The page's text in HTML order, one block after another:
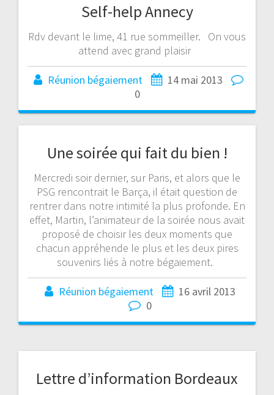
Self-help Annecy
Rdv devant le lime, 41 rue sommeiller. On vous
attend avec grand plaisir
Réunion bégaiement
14 mai 2013
0
Une soirée qui fait du bien !
Mercredi soir dernier, sur Paris, et alors que le
PSG rencontrait le Barça, il était question de
rentrer dans notre intimité la plus profonde. En
effet, Martin, l’animateur de la soirée nous avait
proposé de choisir les deux moments que
chacun appréhende le plus et les deux pires
souvenirs liés à notre bégaiement.
Réunion bégaiement
16 avril 2013
0
Lettre d’information Bordeaux